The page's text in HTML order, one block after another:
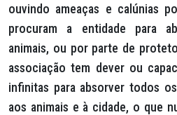
ouvindo ameaças e calúnias
procuram a entidade para
animais, ou por parte de
associação tem dever ou
infinitas para absorver todos
aos animais e à cidade, o que